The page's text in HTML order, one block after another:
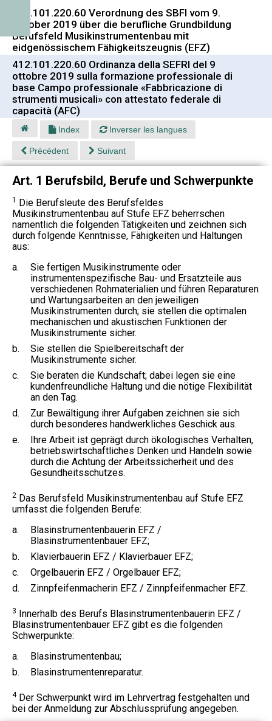
412.101.220.60 Verordnung des SBFI vom 9.
Oktober 2019 über die berufliche Grundbildung
Berufsfeld Musikinstrumentenbau mit
eidgenössischem Fähigkeitszeugnis (EFZ)
412.101.220.60 Ordinanza della SEFRI del 9
ottobre 2019 sulla formazione professionale di
base Campo professionale «Fabbricazione di
strumenti musicali» con attestato federale di
capacità (AFC)
Index Inverser les langues
Précédent Suivant
Art. 1 Berufsbild, Berufe und Schwerpunkte
1 Die Berufsleute des Berufsfeldes
Musikinstrumentenbau auf Stufe EFZ beherrschen
namentlich die folgenden Tätigkeiten und zeichnen sich
durch folgende Kenntnisse, Fähigkeiten und Haltungen
aus:
a.
Sie fertigen Musikinstrumente oder
instrumentenspezifische Bau- und Ersatzteile aus
verschiedenen Rohmaterialien und führen Reparaturen
und Wartungsarbeiten an den jeweiligen
Musikinstrumenten durch; sie stellen die optimalen
mechanischen und akustischen Funktionen der
Musikinstrumente sicher.
b.
Sie stellen die Spielbereitschaft der
Musikinstrumente sicher.
c.
Sie beraten die Kundschaft; dabei legen sie eine
kundenfreundliche Haltung und die nötige Flexibilität
an den Tag.
d.
Zur Bewältigung ihrer Aufgaben zeichnen sie sich
durch besonderes handwerkliches Geschick aus.
e.
Ihre Arbeit ist geprägt durch ökologisches Verhalten,
betriebswirtschaftliches Denken und Handeln sowie
durch die Achtung der Arbeitssicherheit und des
Gesundheitsschutzes.
2 Das Berufsfeld Musikinstrumentenbau auf Stufe EFZ
umfasst die folgenden Berufe:
a.
Blasinstrumentenbauerin EFZ /
Blasinstrumentenbauer EFZ;
b.
Klavierbauerin EFZ / Klavierbauer EFZ;
c.
Orgelbauerin EFZ / Orgelbauer EFZ;
d.
Zinnpfeifenmacherin EFZ / Zinnpfeifenmacher EFZ.
3 Innerhalb des Berufs Blasinstrumentenbauerin EFZ /
Blasinstrumentenbauer EFZ gibt es die folgenden
Schwerpunkte:
a.
Blasinstrumentenbau;
b.
Blasinstrumentenreparatur.
4Der Schwerpunkt wird im Lehrvertrag festgehalten und
bei der Anmeldung zur Abschlussprüfung angegeben.